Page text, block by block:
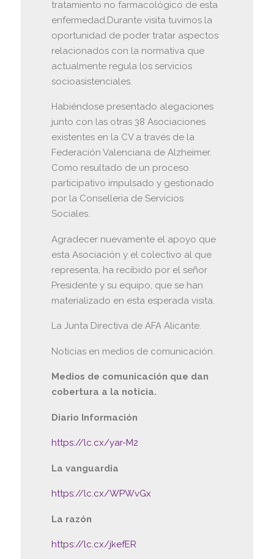
tratamiento no farmacológico de esta
enfermedad.Durante visita tuvimos la
oportunidad de poder tratar aspectos
relacionados con la normativa que
actualmente regula los servicios
socioasistenciales.
Habiéndose presentado alegaciones
junto con las otras 38 Asociaciones
existentes en la CV a través de la
Federación Valenciana de Alzheimer.
Como resultado de un proceso
participativo impulsado y gestionado
por la Conselleria de Servicios
Sociales.
Agradecer nuevamente el apoyo que
esta Asociación y el colectivo al que
representa, ha recibido por el señor
Presidente y su equipo, que se han
materializado en esta esperada visita.
La Junta Directiva de AFA Alicante.
Noticias en medios de comunicación.
Medios de comunicación que dan
cobertura a la noticia.
Diario Información
https://lc.cx/yar-M2
La vanguardia
https://lc.cx/WPWvGx
La razón
https://lc.cx/jkefER